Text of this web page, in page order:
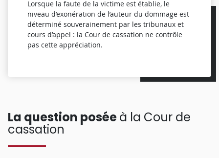
Lorsque la faute de la victime est établie, le
niveau d’exonération de l’auteur du dommage est
déterminé souverainement par les tribunaux et
cours d’appel : la Cour de cassation ne contrôle
pas cette appréciation.
La question poséeà la Cour de
cassation